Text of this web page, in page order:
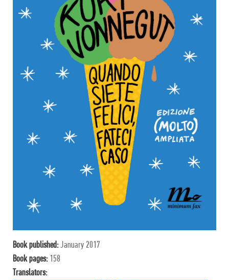
Book published:January 2017
Book pages: 158
Translators: